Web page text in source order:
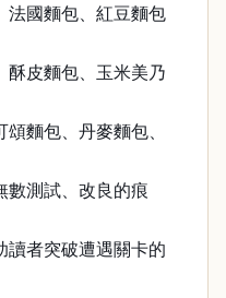
法國麵包、紅豆麵包
酥皮麵包、玉米美乃
麵包、丹麥麵包、
數測試、改良的痕
讀者突破遭遇關卡的